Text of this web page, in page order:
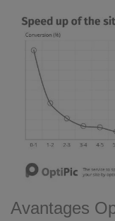
Avantages